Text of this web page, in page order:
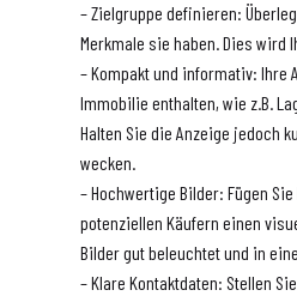
– Zielgruppe definieren:
Merkmale sie haben. Dies wird
– Kompakt und informativ: Ihre
Immobilie enthalten, wie z.B.
Halten Sie die Anzeige jedoch
wecken.
– Hochwertige Bilder: Fügen
potenziellen Käufern einen
Bilder gut beleuchtet und in
– Klare Kontaktdaten: Stellen